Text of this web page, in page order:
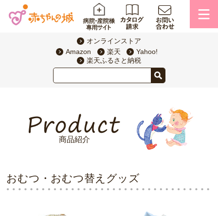
オンラインストア
Amazon
楽天
Yahoo!
楽天ふるさと納税
商品紹介
おむつ・おむつ替えグッズ